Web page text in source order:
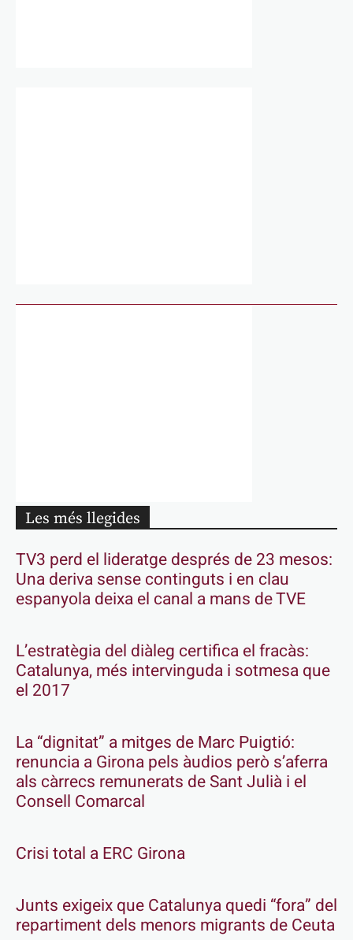
Les més llegides
TV3 perd el lideratge després de 23 mesos:
Una deriva sense continguts i en clau
espanyola deixa el canal a mans de TVE
L’estratègia del diàleg certifica el fracàs:
Catalunya, més intervinguda i sotmesa que
el 2017
La “dignitat” a mitges de Marc Puigtió:
renuncia a Girona pels àudios però s’aferra
als càrrecs remunerats de Sant Julià i el
Consell Comarcal
Crisi total a ERC Girona
Junts exigeix que Catalunya quedi “fora” del
repartiment dels menors migrants de Ceuta